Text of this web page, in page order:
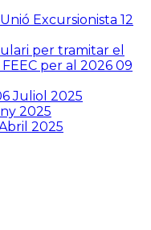
Excursionista 12
per tramitar el
per al 2026 09
Juliol 2025
2025
2025